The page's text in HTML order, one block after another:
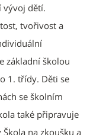
vývoj dětí.
tvořivost a
základní školou
1. třídy. Děti se
se školním
také připravuje
na zkoušku a